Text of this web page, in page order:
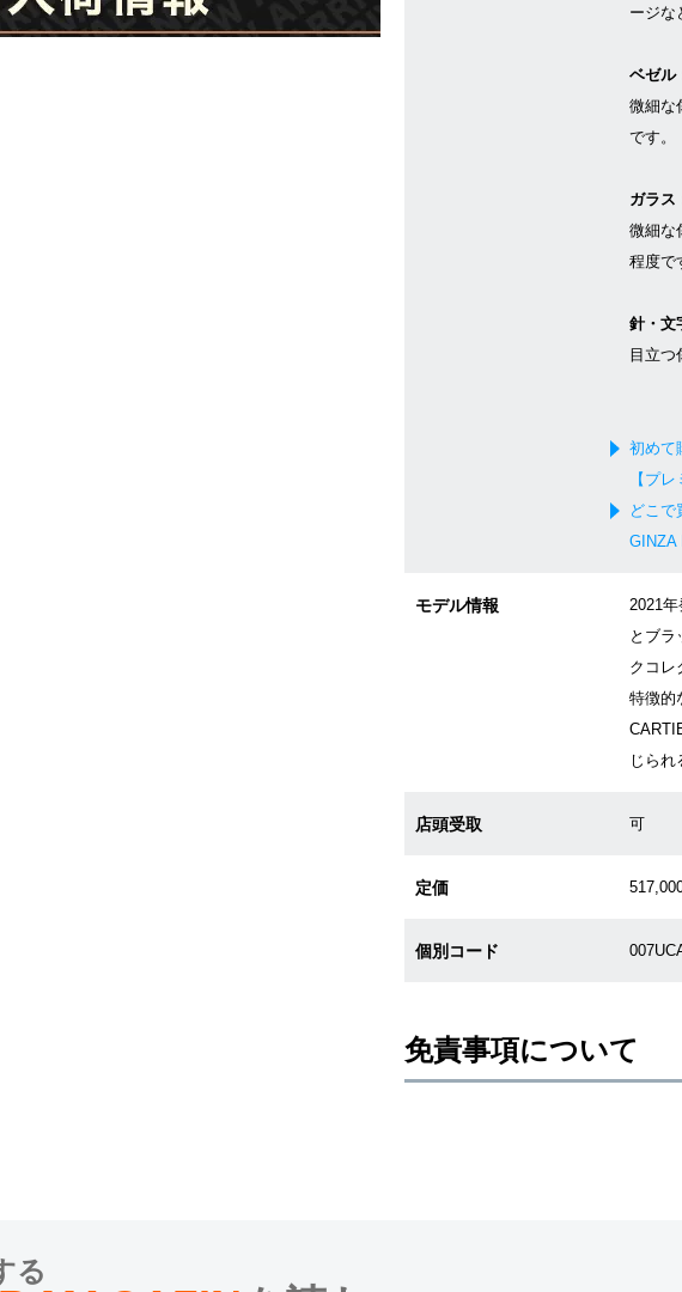
ージな
ベゼル
微細な
です。
ガラス
微細な
程度で
針・文
目立つ
初めて
【プ
どこで
GINZA
モデル情報
2021
とブラ
クコレ
特徴的
じられ
店頭受取 可
定価
個別コード
免責事項について
る